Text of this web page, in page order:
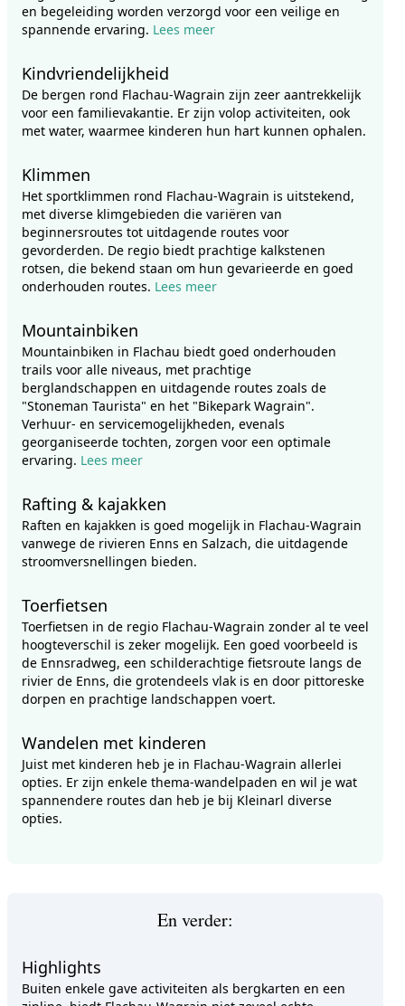
en begeleiding worden verzorgd voor een veilige en
spannende ervaring. Lees meer
Kindvriendelijkheid
De bergen rond Flachau-Wagrain zijn zeer aantrekkelijk
voor een familievakantie. Er zijn volop activiteiten, ook
met water, waarmee kinderen hun hart kunnen ophalen.
Klimmen
Het sportklimmen rond Flachau-Wagrain is uitstekend,
met diverse klimgebieden die variëren van
beginnersroutes tot uitdagende routes voor
gevorderden. De regio biedt prachtige kalkstenen
rotsen, die bekend staan om hun gevarieerde en goed
onderhouden routes. Lees meer
Mountainbiken
Mountainbiken in Flachau biedt goed onderhouden
trails voor alle niveaus, met prachtige
berglandschappen en uitdagende routes zoals de
"Stoneman Taurista" en het "Bikepark Wagrain".
Verhuur- en servicemogelijkheden, evenals
georganiseerde tochten, zorgen voor een optimale
ervaring. Lees meer
Rafting & kajakken
Raften en kajakken is goed mogelijk in Flachau-Wagrain
vanwege de rivieren Enns en Salzach, die uitdagende
stroomversnellingen bieden.
Toerfietsen
Toerfietsen in de regio Flachau-Wagrain zonder al te veel
hoogteverschil is zeker mogelijk. Een goed voorbeeld is
de Ennsradweg, een schilderachtige fietsroute langs de
rivier de Enns, die grotendeels vlak is en door pittoreske
dorpen en prachtige landschappen voert.
Wandelen met kinderen
Juist met kinderen heb je in Flachau-Wagrain allerlei
opties. Er zijn enkele thema-wandelpaden en wil je wat
spannendere routes dan heb je bij Kleinarl diverse
opties.
En verder:
Highlights
Buiten enkele gave activiteiten als bergkarten en een